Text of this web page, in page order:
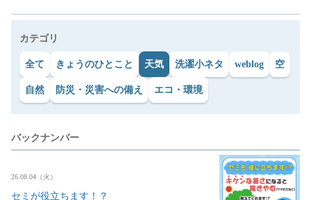
カテゴリ
全て きょうのひとこと 天気 洗濯小ネタ weblog 空
自然 防災・災害への備え エコ・環境
バックナンバー
26.08.04（火）
セミが役立ちます！？